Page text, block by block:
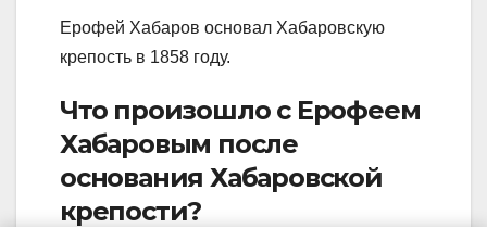
Ерофей Хабаров основал Хабаровскую
крепость в 1858 году.
Что произошло с Ерофеем
Хабаровым после
основания Хабаровской
крепости?